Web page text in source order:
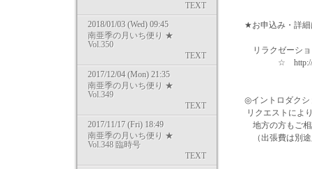
TEXT
2018/01/03 (Wed) 09:45
南亜季の月いち便り ★
Vol.350
TEXT
2017/12/04 (Mon) 21:35
南亜季の月いち便り ★
Vol.349
TEXT
2017/11/17 (Fri) 18:49
南亜季の月いち便り ★
Vol.348 臨時号
TEXT
★お申込み・詳細
リラクゼーショ
☆ http://
◎イントロダクシ
リクエストによ
地方の方もご相
（出張費は別途